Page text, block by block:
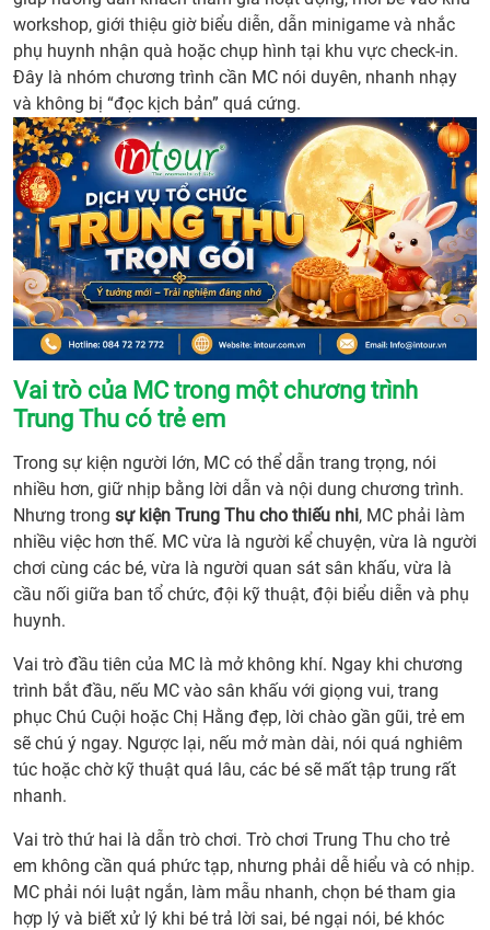
workshop, giới thiệu giờ biểu diễn, dẫn minigame và nhắc
phụ huynh nhận quà hoặc chụp hình tại khu vực check-in.
Đây là nhóm chương trình cần MC nói duyên, nhanh nhạy
và không bị “đọc kịch bản” quá cứng.
Vai trò của MC trong một chương trình
Trung Thu có trẻ em
Trong sự kiện người lớn, MC có thể dẫn trang trọng, nói
nhiều hơn, giữ nhịp bằng lời dẫn và nội dung chương trình.
Nhưng trong sự kiện Trung Thu cho thiếu nhi, MC phải làm
nhiều việc hơn thế. MC vừa là người kể chuyện, vừa là người
chơi cùng các bé, vừa là người quan sát sân khấu, vừa là
cầu nối giữa ban tổ chức, đội kỹ thuật, đội biểu diễn và phụ
huynh.
Vai trò đầu tiên của MC là mở không khí. Ngay khi chương
trình bắt đầu, nếu MC vào sân khấu với giọng vui, trang
phục Chú Cuội hoặc Chị Hằng đẹp, lời chào gần gũi, trẻ em
sẽ chú ý ngay. Ngược lại, nếu mở màn dài, nói quá nghiêm
túc hoặc chờ kỹ thuật quá lâu, các bé sẽ mất tập trung rất
nhanh.
Vai trò thứ hai là dẫn trò chơi. Trò chơi Trung Thu cho trẻ
em không cần quá phức tạp, nhưng phải dễ hiểu và có nhịp.
MC phải nói luật ngắn, làm mẫu nhanh, chọn bé tham gia
hợp lý và biết xử lý khi bé trả lời sai, bé ngại nói, bé khóc